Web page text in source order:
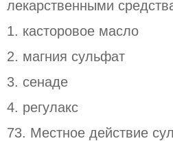
лекарственными
1. касторовое масло
2. магния сульфат
3. сенаде
4. регулакс
73. Местное действие